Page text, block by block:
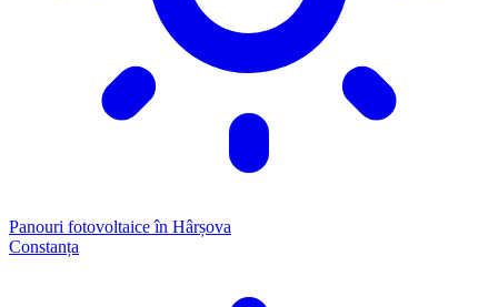
Panouri fotovoltaice în Hârșova
Constanța